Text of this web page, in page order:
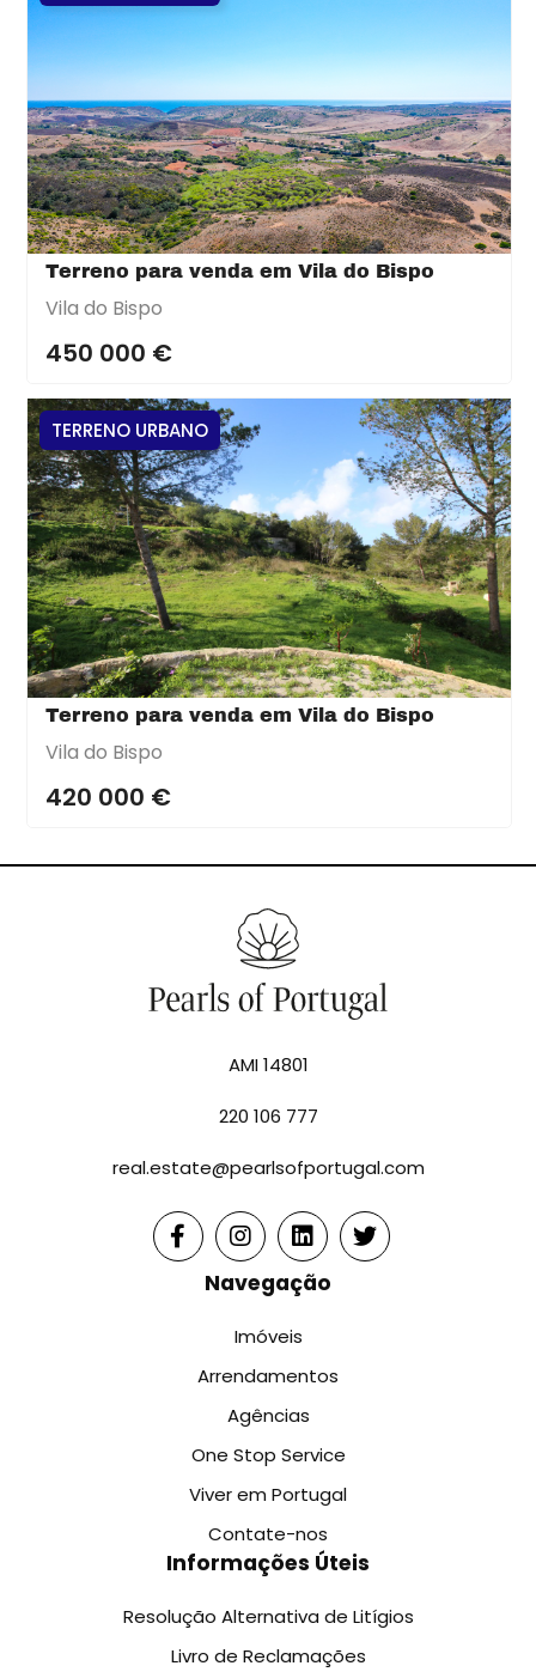
Terreno para venda em Vila do Bispo
Vila do Bispo
450 000 €
TERRENO URBANO
Terreno para venda em Vila do Bispo
Vila do Bispo
420 000 €
AMI 14801
220 106 777
real.estate@pearlsofportugal.com
Navegação
Imóveis
Arrendamentos
Agências
One Stop Service
Viver em Portugal
Contate-nos
Informações Úteis
Resolução Alternativa de Litígios
Livro de Reclamações